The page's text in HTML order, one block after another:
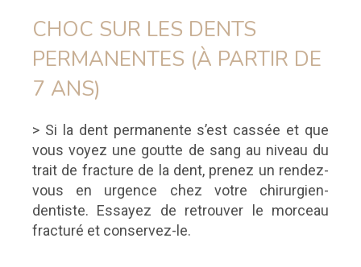
CHOC SUR LES DENTS
PERMANENTES (À PARTIR DE
7 ANS)
> Si la dent permanente s’est cassée et que
vous voyez une goutte de sang au niveau du
trait de fracture de la dent, prenez un rendez-
vous en urgence chez votre chirurgien-
dentiste. Essayez de retrouver le morceau
fracturé et conservez-le.